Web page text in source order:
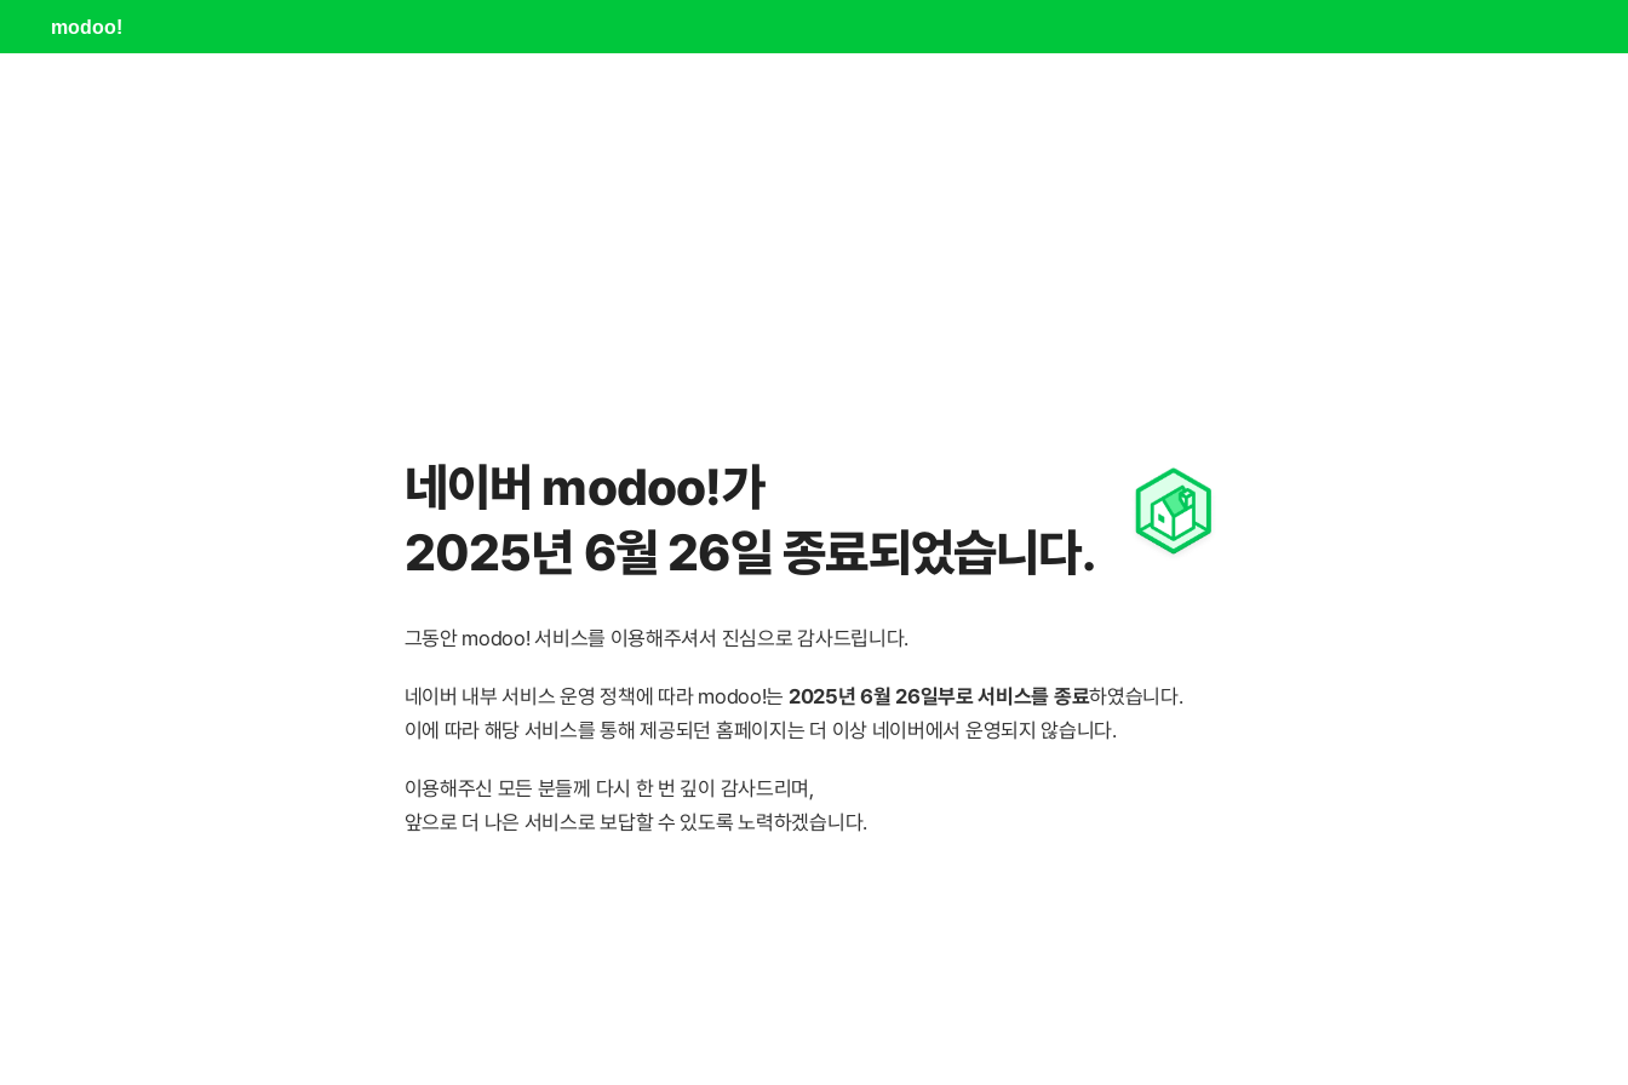
modoo!
네이버 modoo!가
2025년 6월 26일 종료되었습니다.
그동안 modoo! 서비스를 이용해주셔서 진심으로 감사드립니다.
네이버 내부 서비스 운영 정책에 따라 modoo!는 2025년 6월 26일부로 서비스를 종료하였습니다.
이에 따라 해당 서비스를 통해 제공되던 홈페이지는 더 이상 네이버에서 운영되지 않습니다.
이용해주신 모든 분들께 다시 한 번 깊이 감사드리며,
앞으로 더 나은 서비스로 보답할 수 있도록 노력하겠습니다.